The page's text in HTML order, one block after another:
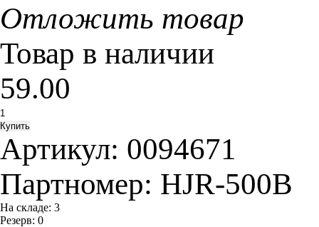
Отложить товар
Товар в наличии
59.00
Артикул: 0094671
Партномер: HJR-500B
На складе: 3
Резерв: 0